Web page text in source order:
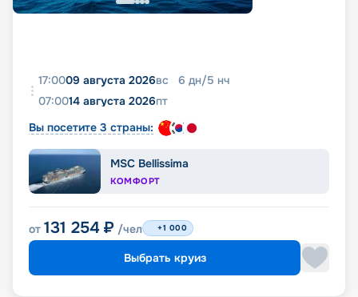
17:0009 августа 2026вс 6 дн/5 нч
07:0014 августа 2026пт
Вы посетите 3 страны:
MSC Bellissima
КОМФОРТ
от 131 254 ₽ /чел +1 000
Выбрать круиз